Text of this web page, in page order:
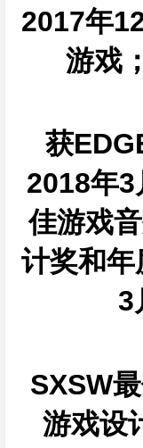
2017年
游戏
获
2018年
佳游戏
计奖和
3
SXSW
游戏设